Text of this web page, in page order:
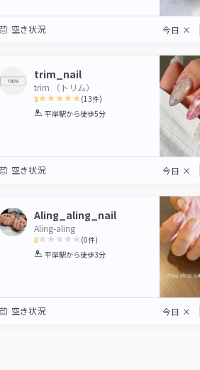
空き状況 今日 ×
trim_nail
trim （トリム）
5
1 2 3 4 5
(13件)
平岸駅から徒歩5分
空き状況 今日 ×
Aling_aling_nail
Aling-aling
0
1 2 3 4 5
(0件)
平岸駅から徒歩3分
空き状況 今日 ×